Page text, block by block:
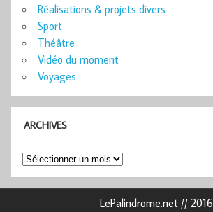
Réalisations & projets divers
Sport
Théâtre
Vidéo du moment
Voyages
ARCHIVES
Archives
LePalindrome.net // 2016